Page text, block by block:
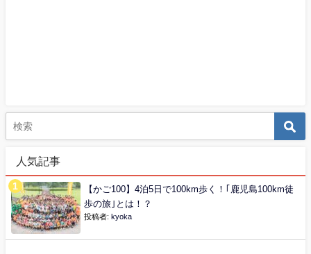
人気記事
【かご100】4泊5日で100km歩く！｢鹿児島100km徒
歩の旅｣とは！？
投稿者: kyoka